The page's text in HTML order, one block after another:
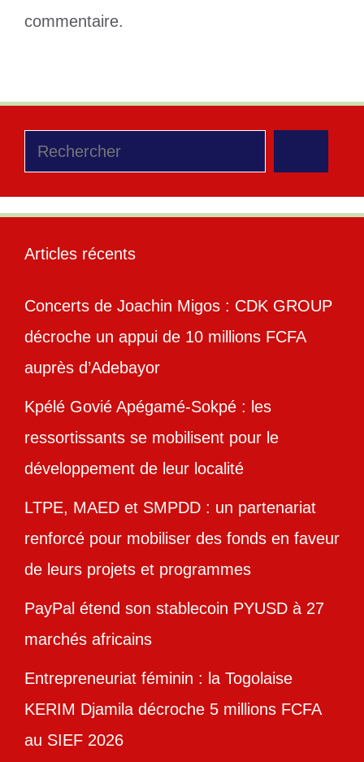
commentaire.
Rechercher
Articles récents
Concerts de Joachin Migos : CDK GROUP
décroche un appui de 10 millions FCFA
auprès d’Adebayor
Kpélé Govié Apégamé-Sokpé : les
ressortissants se mobilisent pour le
développement de leur localité
LTPE, MAED et SMPDD : un partenariat
renforcé pour mobiliser des fonds en faveur
de leurs projets et programmes
PayPal étend son stablecoin PYUSD à 27
marchés africains
Entrepreneuriat féminin : la Togolaise
KERIM Djamila décroche 5 millions FCFA
au SIEF 2026